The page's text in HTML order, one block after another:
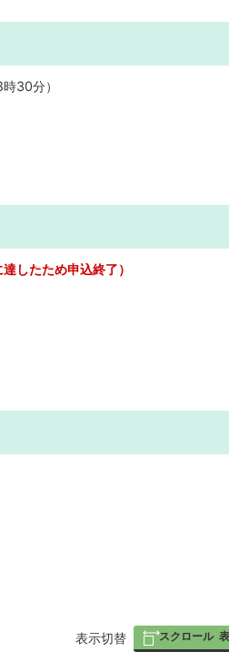
30分）
達したため申込終了）
表
表示切替 スクロール